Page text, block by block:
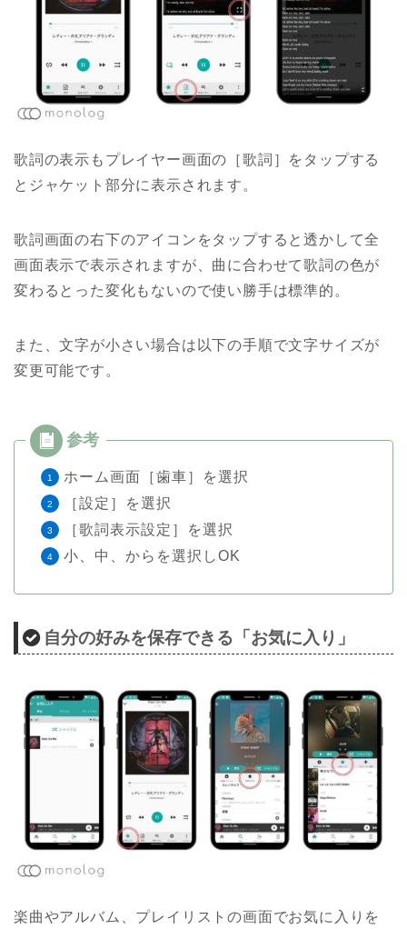
歌詞の表示もプレイヤー画面の［歌詞］をタップする
とジャケット部分に表示されます。
歌詞画面の右下のアイコンをタップすると透かして全
画面表示で表示されますが、曲に合わせて歌詞の色が
変わるとった変化もないので使い勝手は標準的。
また、文字が小さい場合は以下の手順で文字サイズが
変更可能です。
ホーム画面［歯車］を選択
［設定］を選択
［歌詞表示設定］を選択
小、中、からを選択しOK
自分の好みを保存できる「お気に入り」
楽曲やアルバム、プレイリストの画面でお気に入りを